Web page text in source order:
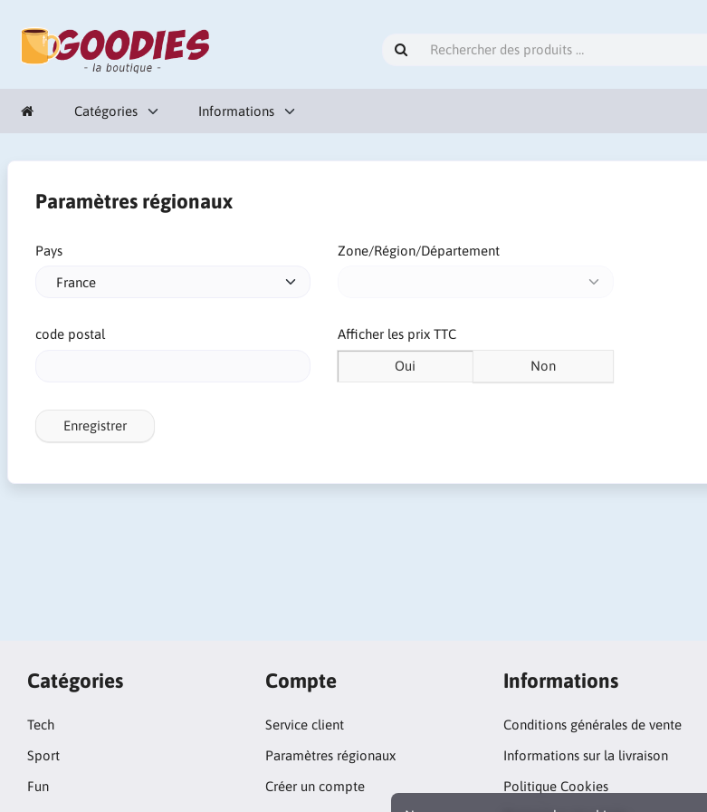
Catégories Informations
Paramètres régionaux
Pays Zone/Région/Département
code postal Afficher les prix TTC
Oui Non
Enregistrer
Catégories
Tech
Sport
Fun
Compte
Service client
Paramètres régionaux
Créer un compte
Informations
Conditions générales de vente
Informations sur la livraison
Politique Cookies